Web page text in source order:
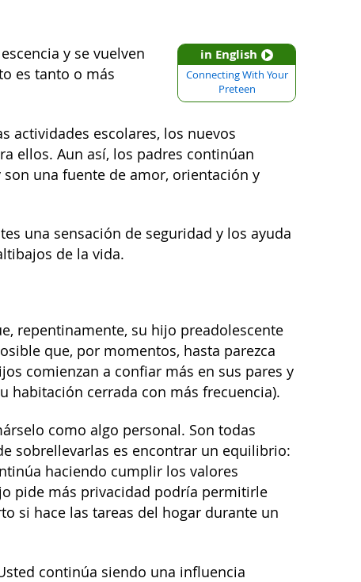
in English
Connecting With Your
Preteen
y se vuelven
es tanto o más
actividades escolares, los nuevos
ellos. Aun así, los padres continúan
una fuente de amor, orientación y
una sensación de seguridad y los ayuda
de la vida.
repentinamente, su hijo preadolescente
que, por momentos, hasta parezca
comienzan a confiar más en sus pares y
habitación cerrada con más frecuencia).
como algo personal. Son todas
sobrellevarlas es encontrar un equilibrio:
haciendo cumplir los valores
pide más privacidad podría permitirle
si hace las tareas del hogar durante un
continúa siendo una influencia